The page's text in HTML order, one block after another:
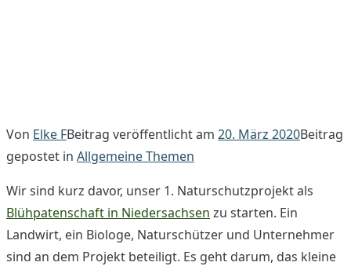
Von Elke FBeitrag veröffentlicht am 20. März 2020Beitrag
gepostet in Allgemeine Themen
Wir sind kurz davor, unser 1. Naturschutzprojekt als
Blühpatenschaft in Niedersachsen zu starten. Ein
Landwirt, ein Biologe, Naturschützer und Unternehmer
sind an dem Projekt beteiligt. Es geht darum, das kleine